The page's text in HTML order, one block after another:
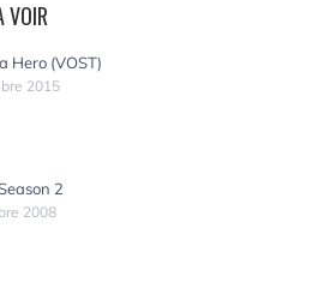
VOIR
Hero (VOST)
2015
2
2008